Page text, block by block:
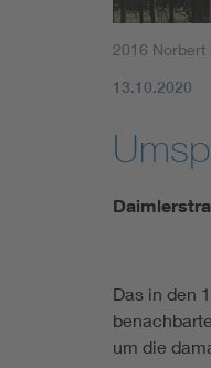
2016 Norbert
13.10.2020
Das in den
um die